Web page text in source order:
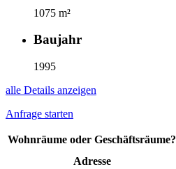
1075 m²
Baujahr
1995
alle Details anzeigen
Anfrage starten
Wohnräume oder Geschäftsräume?
Adresse